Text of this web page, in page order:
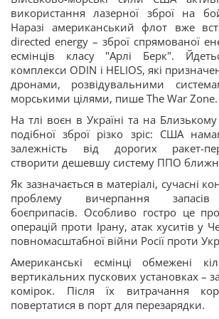
використання лазерної зброї на
Наразі американський флот вже
directed energy – зброї спрямованої
есмінців класу "Арлі Берк".
комплекси ODIN і HELIOS, які
дронами, розвідувальними
морськими цілями, пише The War Zone.
На тлі воєн в Україні та на Близькому
подібної зброї різко зріс: США
залежність від дорогих ракет-
створити дешевшу систему ППО
Як зазначається в матеріалі, сучасні
проблему вичерпання запасів
боєприпасів. Особливо гостро це
операцій проти Ірану, атак хуситів у
повномасштабної війни Росії проти
Американські есмінці обмежені
вертикальних пускових установках –
комірок. Після їх витрачання
повертатися в порт для перезарядки.